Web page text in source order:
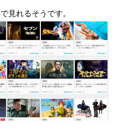
見れるそうです。